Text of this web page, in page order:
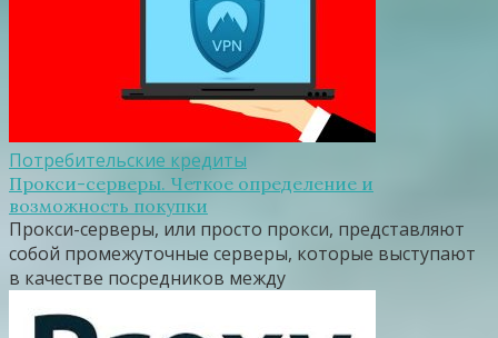
Потребительские кредиты
Прокси-серверы. Четкое определение и
возможность покупки
Прокси-серверы, или просто прокси, представляют
собой промежуточные серверы, которые выступают
в качестве посредников между